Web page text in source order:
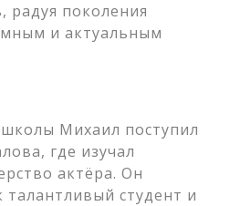
радуя поколения
и актуальным
Михаил поступил
где изучал
актёра. Он
талантливый студент и